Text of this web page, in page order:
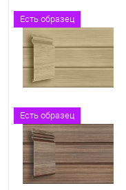
Есть образец
Есть образец